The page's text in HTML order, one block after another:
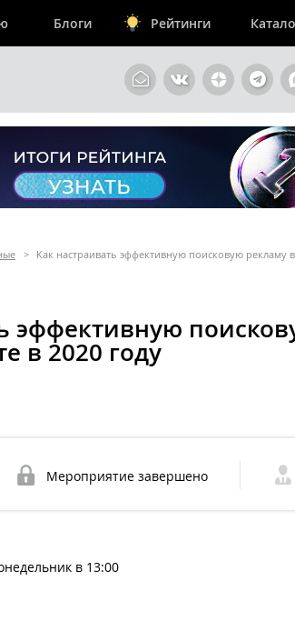
Блоги Рейтинги
> Как настраивать эффективную поисковую рекламу
эффективную
в 2020 году
Мероприятие завершено
в 13:00